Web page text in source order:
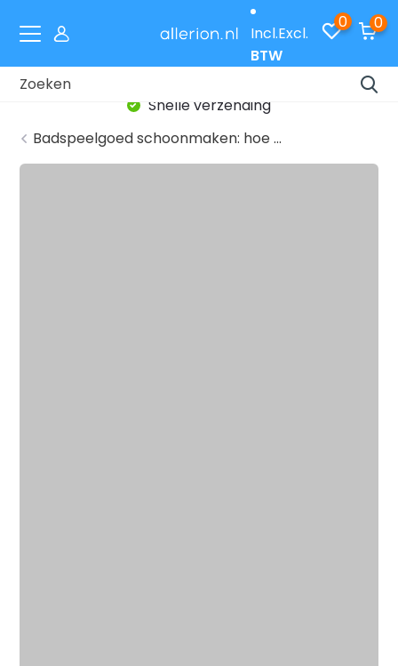
Incl.Excl.
BTW
0 0
Snelle verzending
Badspeelgoed schoonmaken: hoe ...